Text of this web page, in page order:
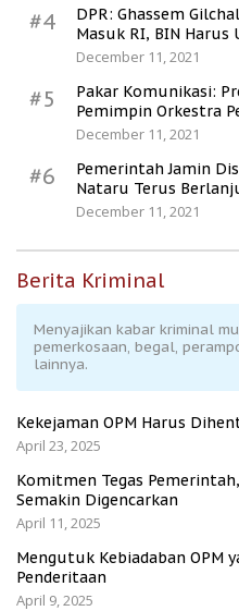
#4
DPR: Ghassem
Masuk RI, BIN Harus
December 11, 2021
#5
Pakar Komunikasi:
Pemimpin Orkestra
December 11, 2021
#6
Pemerintah Jamin
Nataru Terus
December 11, 2021
Berita Kriminal
Menyajikan kabar kriminal
pemerkosaan, begal,
lainnya.
Kekejaman OPM Harus
April 23, 2025
Komitmen Tegas
Semakin Digencarkan
April 11, 2025
Mengutuk Kebiadaban OPM
Penderitaan
April 9, 2025